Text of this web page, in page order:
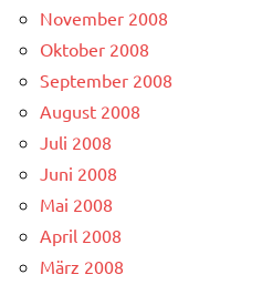
November 2008
Oktober 2008
September 2008
August 2008
Juli 2008
Juni 2008
Mai 2008
April 2008
März 2008